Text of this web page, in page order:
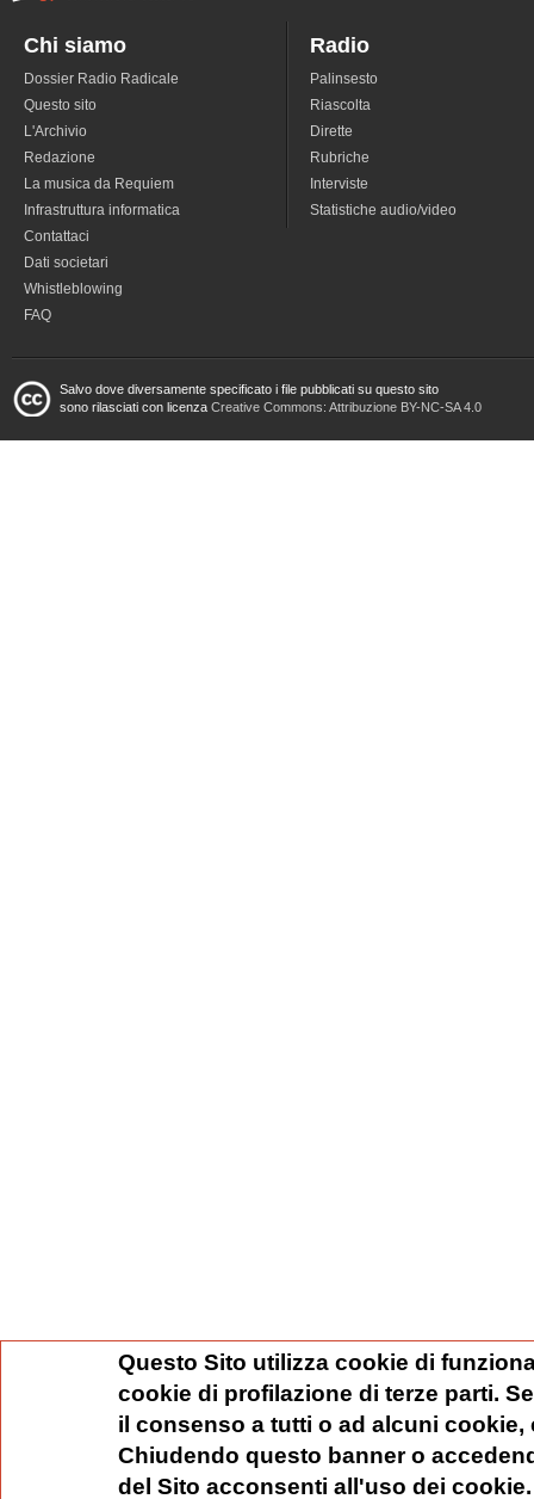
Chi siamo
Dossier Radio Radicale
Questo sito
L'Archivio
Redazione
La musica da Requiem
Infrastruttura informatica
Contattaci
Dati societari
Whistleblowing
FAQ
Radio
Palinsesto
Riascolta
Dirette
Rubriche
Interviste
Statistiche audio/video
Salvo dove diversamente specificato i file pubblicati su questo sito
sono rilasciati con licenza Creative Commons: Attribuzione BY-NC-SA 4.0
Questo Sito utilizza cookie di
cookie di profilazione di terze parti.
il consenso a tutti o ad alcuni
Chiudendo questo banner o
del Sito acconsenti all'uso dei cookie.